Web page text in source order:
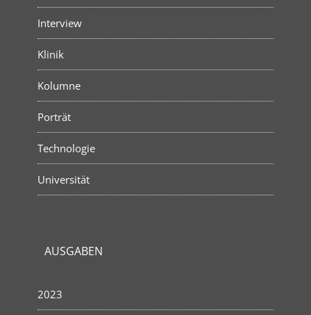
Interview
Klinik
Kolumne
Porträt
Technologie
Universität
AUSGABEN
2023